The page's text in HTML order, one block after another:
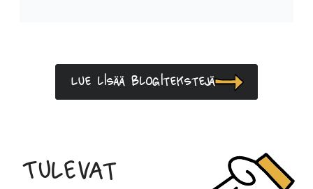
Lue lisää blogitekstejä
Tulevat